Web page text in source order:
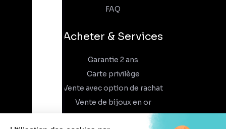
FAQ
Acheter & Services
Garantie 2 ans
Carte privilège
Vente avec option de rachat
Vente de bijoux en or